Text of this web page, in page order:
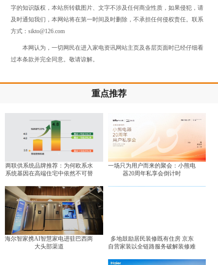
字的知识版权，本站所转载图片、文字不涉及任何商业性质，如果侵犯，请
及时通知我们，本网站将在第一时间及时删除，不承担任何侵权责任。联系
方式：sikto@126.com
本网认为，一切网民在进入家电资讯网站主页及各层页面时已经仔细看
过本条款并完全同意。敬请谅解。
重点推荐
两联供系统品牌推荐：为何欧系水
系统基因在高端住宅中依然不可替
一场只为用户而来的聚会：小熊电
器20周年私享会倒计时
海尔智家携AI智慧家电进驻巴西两
大头部渠道
多地鼓励居民装修既有住房 京东
自营家装以全链路服务破解装修难